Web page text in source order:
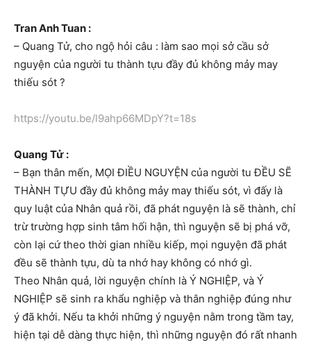
Tran Anh Tuan :
– Quang Tử, cho ngộ hỏi câu : làm sao mọi sở cầu sở
nguyện của người tu thành tựu đầy đủ không mảy may
thiếu sót ?
https://youtu.be/l9ahp66MDpY?t=18s
Quang Tử :
– Bạn thân mến, MỌI ĐIỀU NGUYỆN của người tu ĐỀU SẼ
THÀNH TỰU đầy đủ không mảy may thiếu sót, vì đấy là
quy luật của Nhân quả rồi, đã phát nguyện là sẽ thành, chỉ
trừ trường hợp sinh tâm hối hận, thì nguyện sẽ bị phá vỡ,
còn lại cứ theo thời gian nhiều kiếp, mọi nguyện đã phát
đều sẽ thành tựu, dù ta nhớ hay không có nhớ gì.
Theo Nhân quả, lời nguyện chính là Ý NGHIỆP, và Ý
NGHIỆP sẽ sinh ra khẩu nghiệp và thân nghiệp đúng như
ý đã khởi. Nếu ta khởi những ý nguyện nằm trong tầm tay,
hiện tại dễ dàng thực hiện, thì những nguyện đó rất nhanh